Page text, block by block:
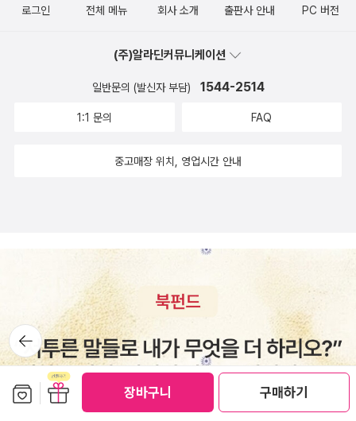
장바구니 구매하기
우스 신작이 반갑게 느껴졌다. ⚖️부드러운 카리스마를 가진 남자
아 산더, 그리고 그들 중심으로 호프하임 경찰서 강력 11반의 개
성 넘치는 경찰들! 독일 헤센주 대자연의 품에 자리한 타우누스지
즈! 역시 고품격 범죄 미스터리였다.감사합니다. 재미있게 읽었습
모집에 선정되어 북로드 출판사에서 도서를 협찬받아 솔직하게
뒤로가
기
로그인 전체 메뉴 회사 소개 출판사 안내 PC 버전
(주)알라딘커뮤니케이션
일반문의 (발신자 부담) 1544-2514
1:1 문의 FAQ
중고매장 위치, 영업시간 안내